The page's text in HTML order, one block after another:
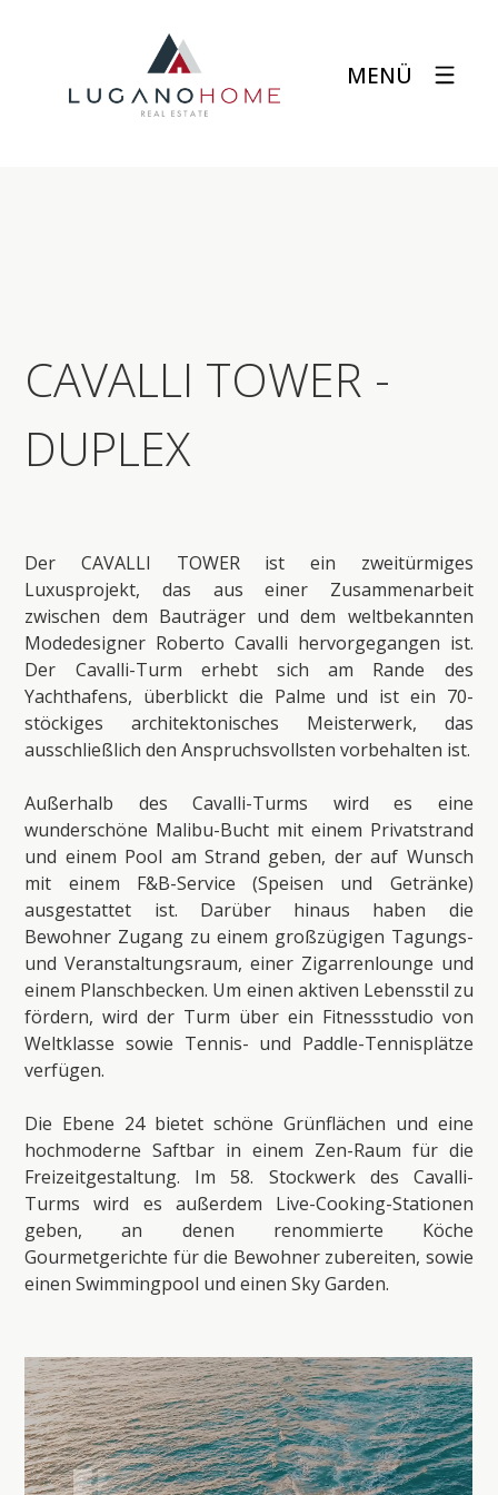
MENÜ
CAVALLI TOWER -
DUPLEX
Der CAVALLI TOWER ist ein zweitürmiges
Luxusprojekt, das aus einer Zusammenarbeit
zwischen dem Bauträger und dem weltbekannten
Modedesigner Roberto Cavalli hervorgegangen ist.
Der Cavalli-Turm erhebt sich am Rande des
Yachthafens, überblickt die Palme und ist ein 70-
stöckiges architektonisches Meisterwerk, das
ausschließlich den Anspruchsvollsten vorbehalten ist.
Außerhalb des Cavalli-Turms wird es eine
wunderschöne Malibu-Bucht mit einem Privatstrand
und einem Pool am Strand geben, der auf Wunsch
mit einem F&B-Service (Speisen und Getränke)
ausgestattet ist. Darüber hinaus haben die
Bewohner Zugang zu einem großzügigen Tagungs-
und Veranstaltungsraum, einer Zigarrenlounge und
einem Planschbecken. Um einen aktiven Lebensstil zu
fördern, wird der Turm über ein Fitnessstudio von
Weltklasse sowie Tennis- und Paddle-Tennisplätze
verfügen.
Die Ebene 24 bietet schöne Grünflächen und eine
hochmoderne Saftbar in einem Zen-Raum für die
Freizeitgestaltung. Im 58. Stockwerk des Cavalli-
Turms wird es außerdem Live-Cooking-Stationen
geben, an denen renommierte Köche
Gourmetgerichte für die Bewohner zubereiten, sowie
einen Swimmingpool und einen Sky Garden.